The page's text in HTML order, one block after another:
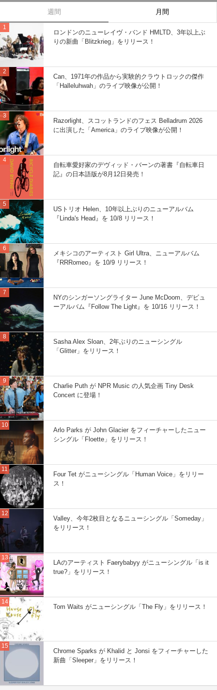
週間 月間
ロンドンのニューレイヴ・バンド HMLTD、3年以上ぶ
りの新曲「Blitzkrieg」をリリース！
Can、1971年の作品から実験的クラウトロックの傑作
「Halleluhwah」のライブ映像が公開！
Razorlight、スコットランドのフェス Belladrum 2026
に出演した「America」のライブ映像が公開！
自転車愛好家のデヴィッド・バーンの著書『自転車日
記』の日本語版が8月12日発売！
USトリオ Helen、10年以上ぶりのニューアルバム
『Linda's Head』を 10/8 リリース！
メキシコのアーティスト Girl Ultra、ニューアルバム
『RRRomeo』を 10/9 リリース！
NYのシンガーソングライター June McDoom、デビュ
ーアルバム『Follow The Light』を 10/16 リリース！
Sasha Alex Sloan、2年ぶりのニューシングル
「Glitter」をリリース！
Charlie Puth が NPR Music の人気企画 Tiny Desk
Concert に登場！
Arlo Parks が John Glacier をフィーチャーしたニュー
シングル「Floette」をリリース！
Four Tet がニューシングル「Human Voice」をリリー
ス！
Valley、今年2枚目となるニューシングル「Someday」
をリリース！
LAのアーティスト Faerybabyy がニューシングル「is it
true?」をリリース！
Tom Waits がニューシングル「The Fly」をリリース！
Chrome Sparks が Khalid と Jonsi をフィーチャーした
新曲「Sleeper」をリリース！